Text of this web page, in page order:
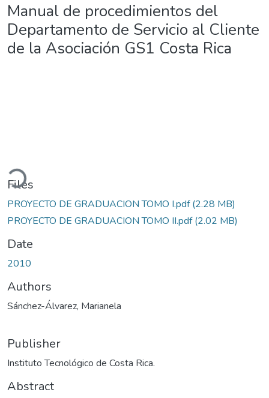
Manual de procedimientos del
Departamento de Servicio al Cliente
de la Asociación GS1 Costa Rica
Files
PROYECTO DE GRADUACION TOMO I.pdf(2.28 MB)
PROYECTO DE GRADUACION TOMO II.pdf(2.02 MB)
Date
2010
Authors
Sánchez-Álvarez, Marianela
Publisher
Instituto Tecnológico de Costa Rica.
Abstract